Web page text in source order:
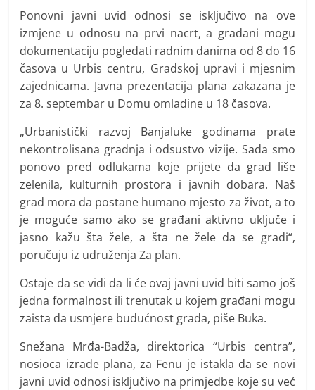
Ponovni javni uvid odnosi se isključivo na ove
izmjene u odnosu na prvi nacrt, a građani mogu
dokumentaciju pogledati radnim danima od 8 do 16
časova u Urbis centru, Gradskoj upravi i mjesnim
zajednicama. Javna prezentacija plana zakazana je
za 8. septembar u Domu omladine u 18 časova.
„Urbanistički razvoj Banjaluke godinama prate
nekontrolisana gradnja i odsustvo vizije. Sada smo
ponovo pred odlukama koje prijete da grad liše
zelenila, kulturnih prostora i javnih dobara. Naš
grad mora da postane humano mjesto za život, a to
je moguće samo ako se građani aktivno uključe i
jasno kažu šta žele, a šta ne žele da se gradi“,
poručuju iz udruženja Za plan.
Ostaje da se vidi da li će ovaj javni uvid biti samo još
jedna formalnost ili trenutak u kojem građani mogu
zaista da usmjere budućnost grada, piše Buka.
Snežana Mrđa-Badža, direktorica “Urbis centra”,
nosioca izrade plana, za Fenu je istakla da se novi
javni uvid odnosi isključivo na primjedbe koje su već